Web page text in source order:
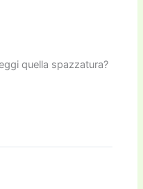
quella spazzatura?